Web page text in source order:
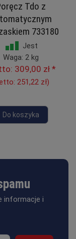
Tdo z
733180
Jest
Waga: 2 kg
309,00 zł*
251,22 zł)
Do koszyka
informacje i